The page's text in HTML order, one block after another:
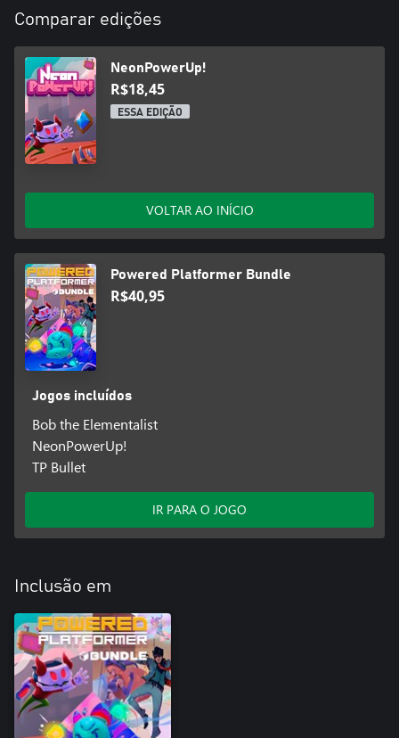
Comparar edições
NeonPowerUp!
R$18,45
ESSA EDIÇÃO
VOLTAR AO INÍCIO
Powered Platformer Bundle
R$40,95
Jogos incluídos
Bob the Elementalist
NeonPowerUp!
TP Bullet
IR PARA O JOGO
Inclusão em